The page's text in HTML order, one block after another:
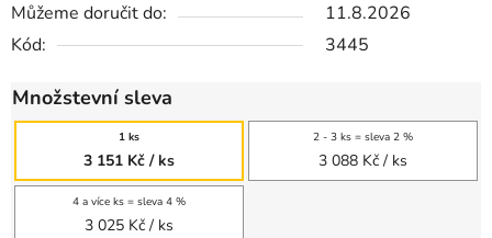
Můžeme doručit do:
11.8.2026
Kód:
3445
Množstevní sleva
1 ks
3 151 Kč / ks
2 - 3 ks = sleva 2 %
3 088 Kč / ks
4 a více ks = sleva 4 %
3 025 Kč / ks